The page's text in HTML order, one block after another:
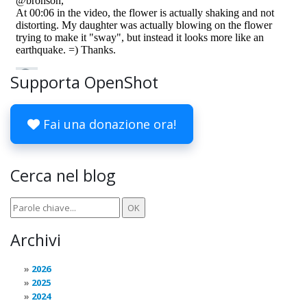
Supporta OpenShot
Fai una donazione ora!
Cerca nel blog
Archivi
2026
2025
2024